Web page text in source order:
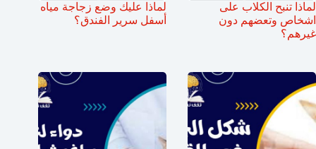
لماذا تنبح الكلاب على
اشخاص وتعضهم دون
غيرهم؟
لماذا عليك وضع زجاجة مياه
أسفل سرير الفندق؟